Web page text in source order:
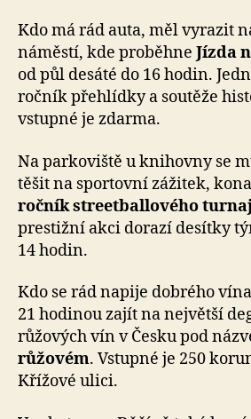
Kdo má rád auta, měl vyrazit
náměstí, kde proběhne Jízda
od půl desáté do 16 hodin.
ročník přehlídky a soutěže
vstupné je zdarma.
Na parkoviště u knihovny se
těšit na sportovní zážitek,
ročník streetballového
prestižní akci dorazí desítky
14 hodin.
Kdo se rád napije dobrého
21 hodinou zajít na největší
růžových vín v Česku pod
růžovém. Vstupné je 250
Křížové ulici.